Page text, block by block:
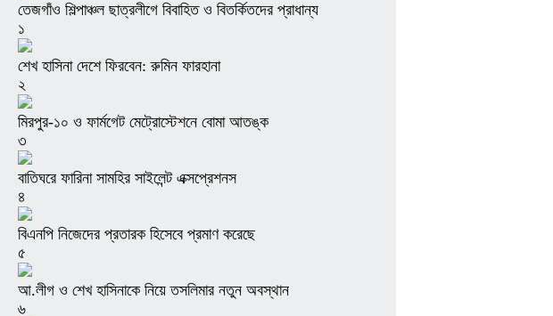
তেজগাঁও শিল্পাঞ্চল ছাত্রলীগে বিবাহিত ও বিতর্কিতদের প্রাধান্য
১
শেখ হাসিনা দেশে ফিরবেন: রুমিন ফারহানা
২
মিরপুর-১০ ও ফার্মগেট মেট্রোস্টেশনে বোমা আতঙ্ক
৩
বাতিঘরে ফারিনা সামহির সাইলেন্ট এক্সপ্রেশনস
৪
বিএনপি নিজেদের প্রতারক হিসেবে প্রমাণ করেছে
৫
আ.লীগ ও শেখ হাসিনাকে নিয়ে তসলিমার নতুন অবস্থান
৬